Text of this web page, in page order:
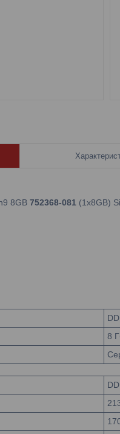
8GB 752368-081 (1x8GB)
8